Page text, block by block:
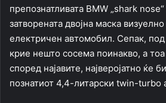
препознатливата BMW „shark
затворената двојна маска
електричен автомобил. Сепак, под
крие нешто сосема поинакво, а
според најавите, најверојатно ќе
познатиот 4,4-литарски twin-turbo